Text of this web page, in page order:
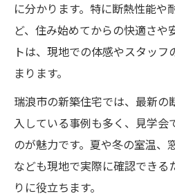
に分かります。特に断熱性能や
ど、住み始めてからの快適さや
トは、現地での体感やスタッ
まります。
瑞浪市の新築住宅では、最新
入している事例も多く、見学会
のが魅力です。夏や冬の室温、
なども現地で実際に確認できる
りに役立ちます。